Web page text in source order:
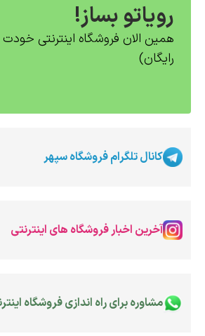
رویاتو بساز!
همین الان فروشگاه اینترنتی خودت
رایگان)
کانال تلگرام فروشگاه سپهر
آخرین اخبار فروشگاه های اینترنتی
مشاوره برای راه اندازی فروشگاه